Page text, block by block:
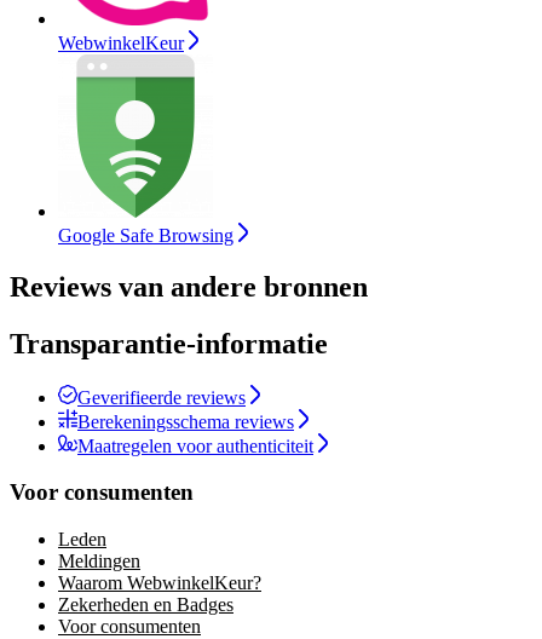
WebwinkelKeur
Google Safe Browsing
Reviews van andere bronnen
Transparantie-informatie
Geverifieerde reviews
Berekeningsschema reviews
Maatregelen voor authenticiteit
Voor consumenten
Leden
Meldingen
Waarom WebwinkelKeur?
Zekerheden en Badges
Voor consumenten